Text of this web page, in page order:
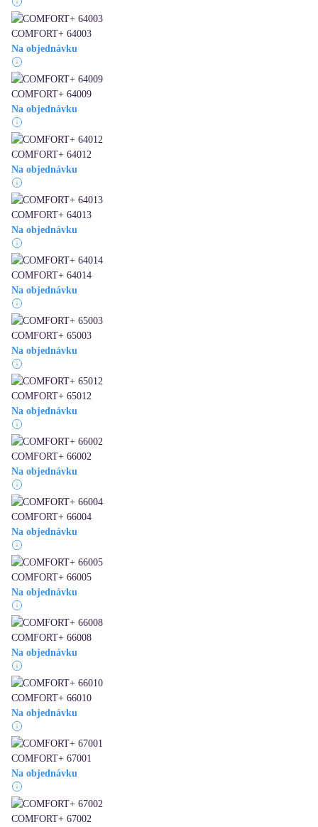
COMFORT+ 64003
Na objednávku
COMFORT+ 64009
Na objednávku
COMFORT+ 64012
Na objednávku
COMFORT+ 64013
Na objednávku
COMFORT+ 64014
Na objednávku
COMFORT+ 65003
Na objednávku
COMFORT+ 65012
Na objednávku
COMFORT+ 66002
Na objednávku
COMFORT+ 66004
Na objednávku
COMFORT+ 66005
Na objednávku
COMFORT+ 66008
Na objednávku
COMFORT+ 66010
Na objednávku
COMFORT+ 67001
Na objednávku
COMFORT+ 67002